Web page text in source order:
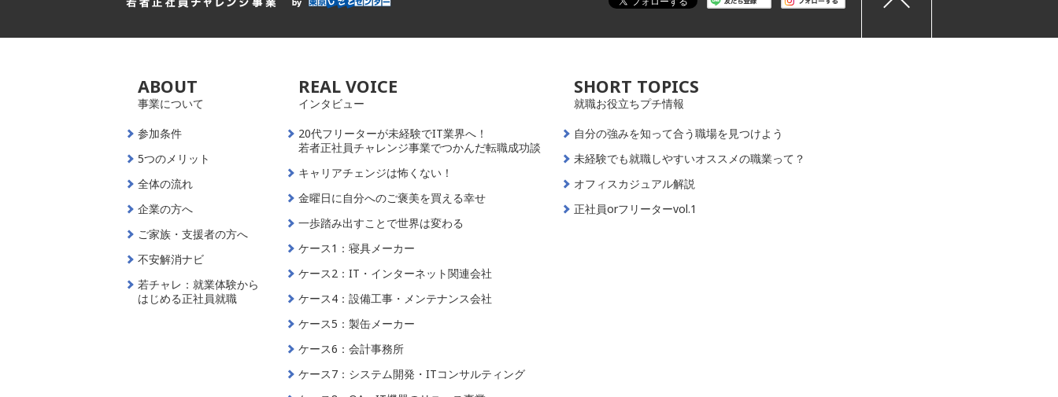
ABOUT
事業について
参加条件
5つのメリット
全体の流れ
企業の方へ
ご家族・支援者の方へ
不安解消ナビ
若チャレ：就業体験から
はじめる正社員就職
REAL VOICE
インタビュー
20代フリーターが未経験でIT業界へ！
若者正社員チャレンジ事業でつかんだ転職成功談
キャリアチェンジは怖くない！
金曜日に自分へのご褒美を買える幸せ
一歩踏み出すことで世界は変わる
ケース1：寝具メーカー
ケース2：IT・インターネット関連会社
ケース4：設備工事・メンテナンス会社
ケース5：製缶メーカー
ケース6：会計事務所
ケース7：システム開発・ITコンサルティング
SHORT TOPICS
就職お役立ちプチ情報
自分の強みを知って合う職場を見つけよう
未経験でも就職しやすいオススメの職業って？
オフィスカジュアル解説
正社員orフリーターvol.1